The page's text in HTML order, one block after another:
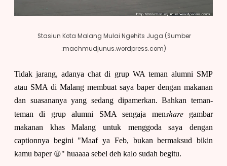
Stasiun Kota Malang Mulai Ngehits Juga (Sumber
:machmudjunus.wordpress.com)
Tidak jarang, adanya chat di grup WA teman alumni SMP
atau SMA di Malang membuat saya baper dengan makanan
dan suasananya yang sedang dipamerkan. Bahkan teman-
teman di grup alumni SMA sengaja mensharegambar
makanan khas Malang untuk menggoda saya dengan
captionnya begini "Maaf ya Feb, bukan bermaksud bikin
kamu baper 😩" huaaaa sebel deh kalo sudah begitu.